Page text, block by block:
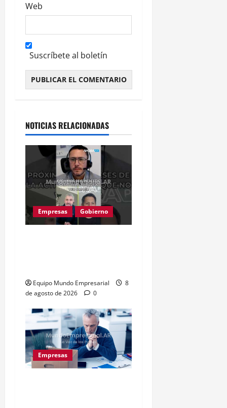
Web
Suscríbete al boletín
NOTICIAS RELACIONADAS
Empresas Gobierno
Equipo Mundo Empresarial
8
de agosto de 2026
0
Empresas